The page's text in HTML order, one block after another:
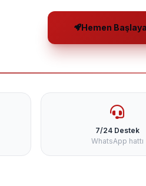
Hemen
7/24 Destek
WhatsApp hattı